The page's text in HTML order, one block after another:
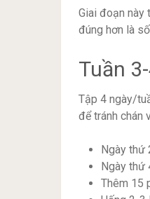
Giai đoạn này
đúng hơn là
Tuần
Tập 4 ngày/
để tránh chán
Ngày thứ
Ngày thứ
Thêm 15